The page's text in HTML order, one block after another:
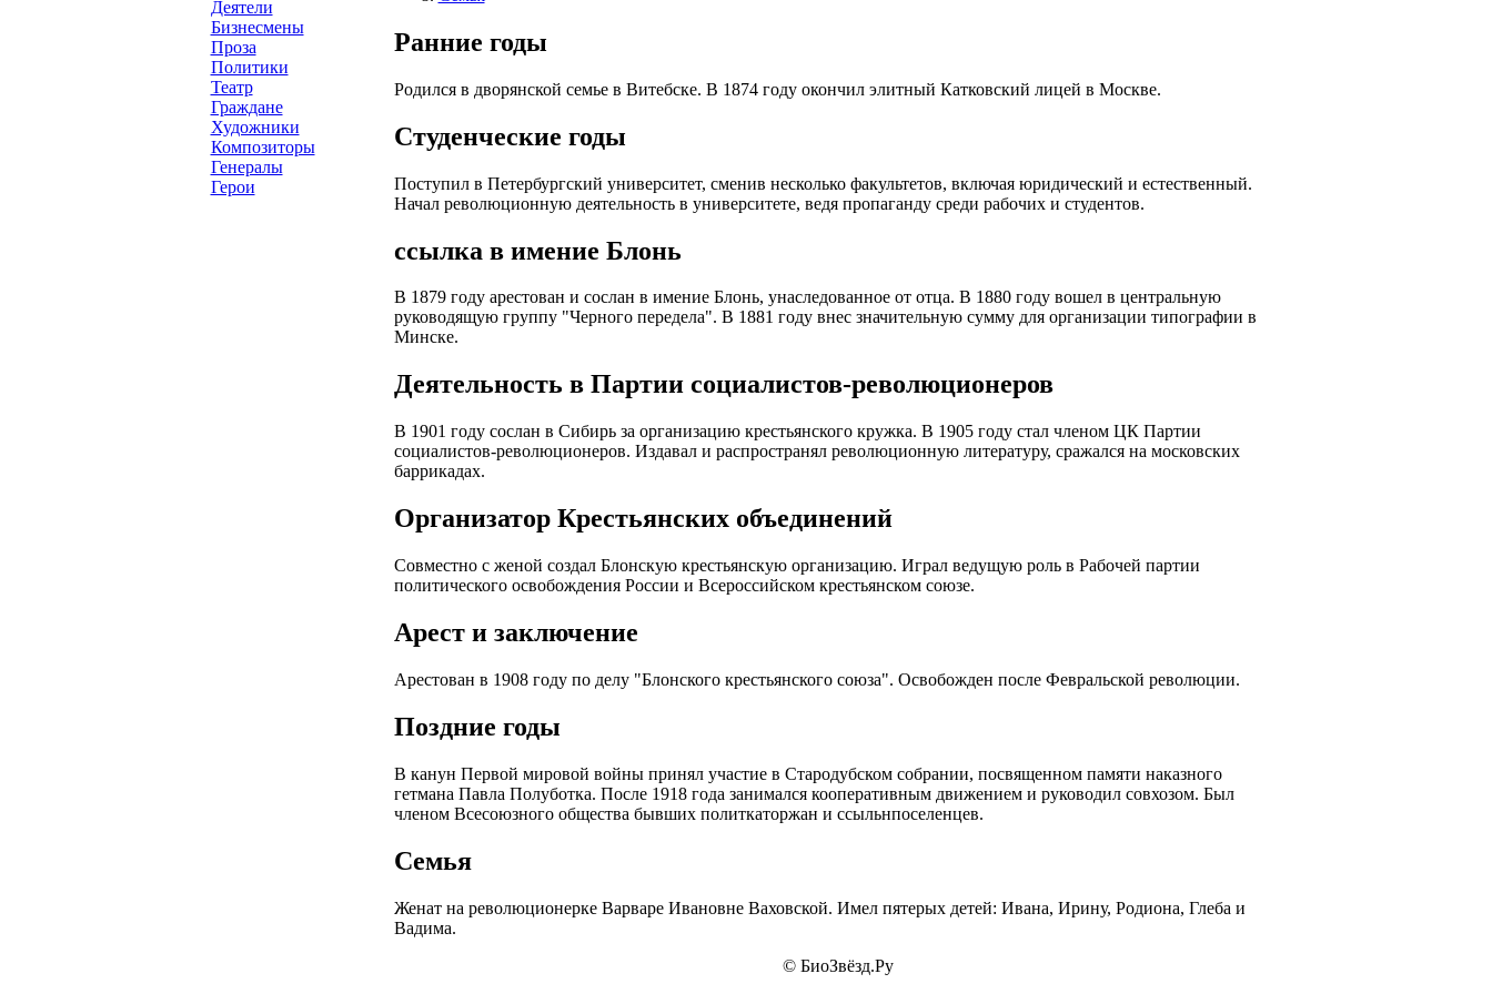
Деятели
Бизнесмены
Проза
Политики
Театр
Граждане
Художники
Композиторы
Генералы
Герои
Ранние годы
Родился в дворянской семье в Витебске. В 1874 году окончил элитный Катковский лицей в Москве.
Студенческие годы
Поступил в Петербургский университет, сменив несколько факультетов, включая юридический и естественный.
Начал революционную деятельность в университете, ведя пропаганду среди рабочих и студентов.
ссылка в имение Блонь
В 1879 году арестован и сослан в имение Блонь, унаследованное от отца. В 1880 году вошел в центральную
руководящую группу "Черного передела". В 1881 году внес значительную сумму для организации типографии в
Минске.
Деятельность в Партии социалистов-революционеров
В 1901 году сослан в Сибирь за организацию крестьянского кружка. В 1905 году стал членом ЦК Партии
социалистов-революционеров. Издавал и распространял революционную литературу, сражался на московских
баррикадах.
Организатор Крестьянских объединений
Совместно с женой создал Блонскую крестьянскую организацию. Играл ведущую роль в Рабочей партии
политического освобождения России и Всероссийском крестьянском союзе.
Арест и заключение
Арестован в 1908 году по делу "Блонского крестьянского союза". Освобожден после Февральской революции.
Поздние годы
В канун Первой мировой войны принял участие в Стародубском собрании, посвященном памяти наказного
гетмана Павла Полуботка. После 1918 года занимался кооперативным движением и руководил совхозом. Был
членом Всесоюзного общества бывших политкаторжан и ссыльнпоселенцев.
Семья
Женат на революционерке Варваре Ивановне Ваховской. Имел пятерых детей: Ивана, Ирину, Родиона, Глеба и
Вадима.
© БиоЗвёзд.Ру